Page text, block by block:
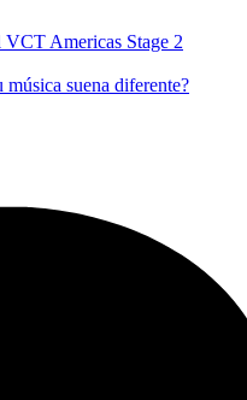
VCT Americas Stage 2
suena diferente?